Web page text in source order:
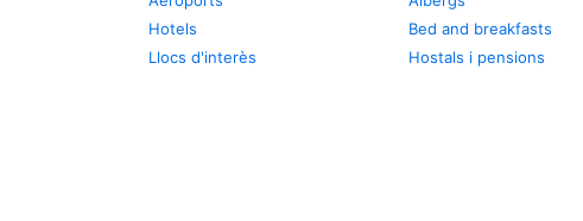
Hotels
Llocs d'interès
Bed and breakfasts
Hostals i pensions